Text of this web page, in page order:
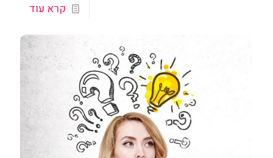
קרא עוד